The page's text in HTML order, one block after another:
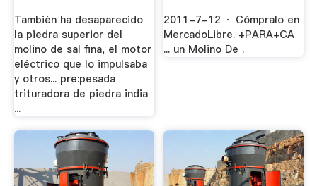
También ha desaparecido
la piedra superior del
molino de sal fina, el motor
eléctrico que lo impulsaba
y otros... pre:pesada
trituradora de piedra india
...
2011-7-12 · Cómpralo en
MercadoLibre. +PARA+CA
... un Molino De .